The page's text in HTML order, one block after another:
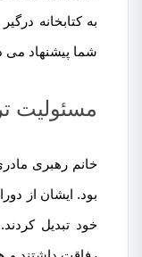
به کتابخانه
شما پیشنهاد می
مسئولیت
خانم رهبری
بود. ایشان از
خود تبدیل